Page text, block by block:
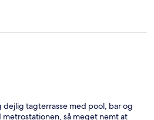
tagterrasse med pool, bar og
så meget nemt at